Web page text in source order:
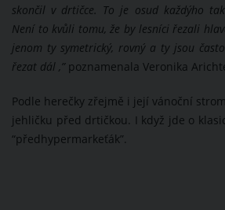
skončil v drtičce. To je osud každýho
Není to kvůli tomu, že by lesníci řezali
jenom ty symetrický, rovný a ty jsou
řezat dál ,” poznamenala Veronika
Podle herečky zřejmě i její vánoční
jehličku před drtičkou. I když jde o
“předhypermarkeťák”.